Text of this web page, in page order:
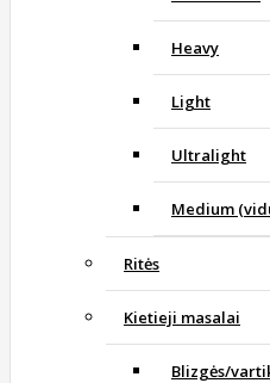
Heavy
Light
Ultralight
Medium
Ritės
Kietieji masalai
Blizgės/